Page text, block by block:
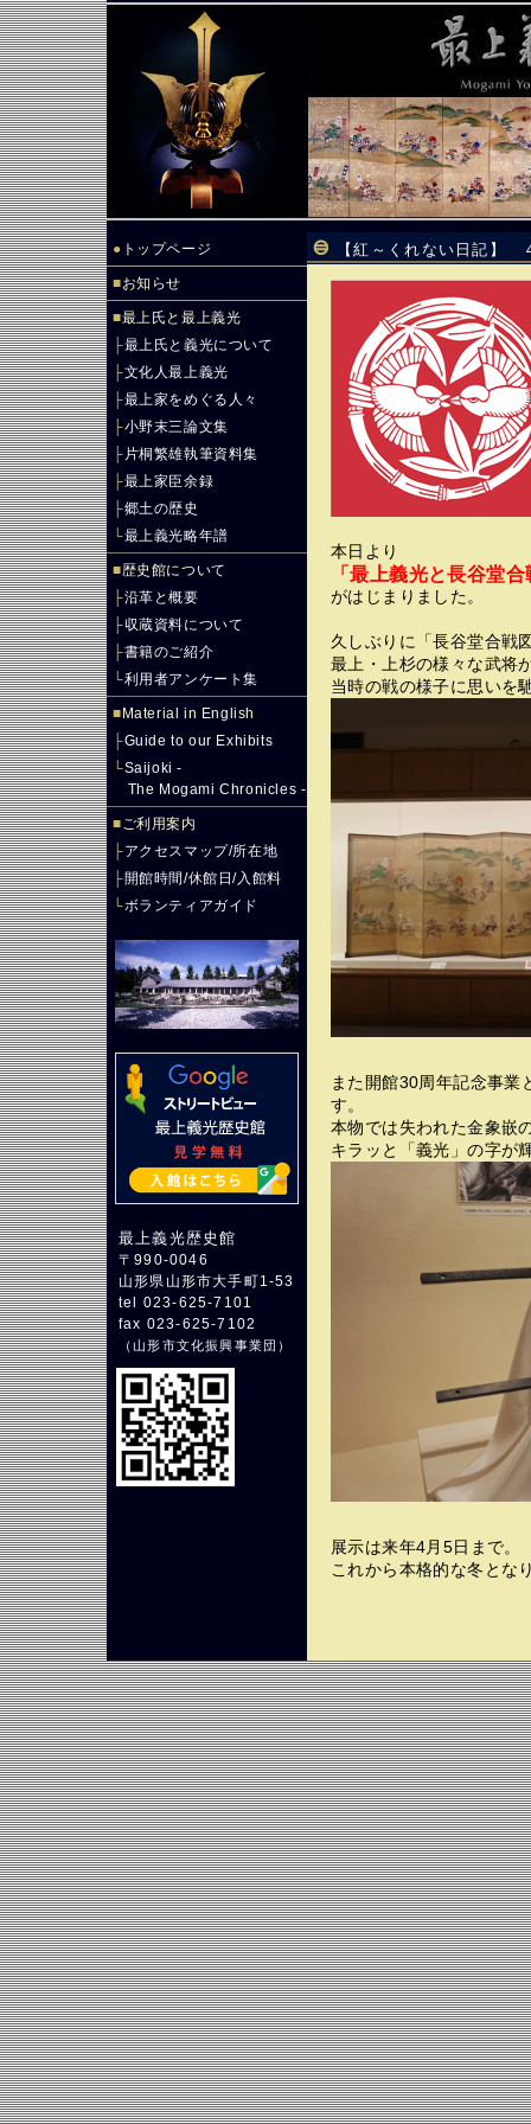
● トップページ
■お知らせ
■最上氏と最上義光
├最上氏と義光について
├文化人最上義光
├最上家をめぐる人々
├小野末三論文集
├ 片桐繁雄執筆資料集
├最上家臣余録
├郷土の歴史
└最上義光略年譜
■歴史館について
├沿革と概要
├収蔵資料について
├書籍のご紹介
└利用者アンケート集
■ Material in English
├Guide to our Exhibits
└Saijoki -
The Mogami Chronicles -
■ご利用案内
├アクセスマップ/所在地
├開館時間/休館日/入館料
└ボランティアガイド
最上義光歴史館
〒990-0046
山形県山形市大手町1-53
tel 023-625-7101
fax 023-625-7102
（山形市文化振興事業団 ）
【紅～くれない日記
本日より
「最上義光と長谷堂
がはじまりました。
久しぶりに「長谷堂合戦
最上・上杉の様々な武将
当時の戦の様子に思いを
また開館30周年記念事業
す。
本物では失われた金象嵌
キラッと「義光」の字が
展示は来年4月5日まで。
これから本格的な冬とな